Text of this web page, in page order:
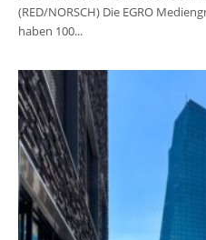
(RED/NORSCH) Die EGRO
haben 100...